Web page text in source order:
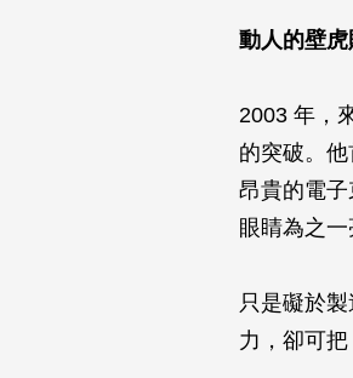
動人的壁虎
2003 年，
的突破。
昂貴的電
眼睛為之一
只是礙於
力，卻可